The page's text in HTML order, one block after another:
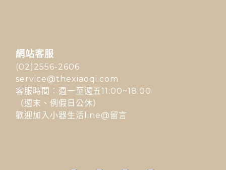
網站客服
(02)2556-2606
service@thexiaoqi.com
客服時間：週一至週五11:00~18:00
（週末、例假日公休）
歡迎加入小器生活line@留言